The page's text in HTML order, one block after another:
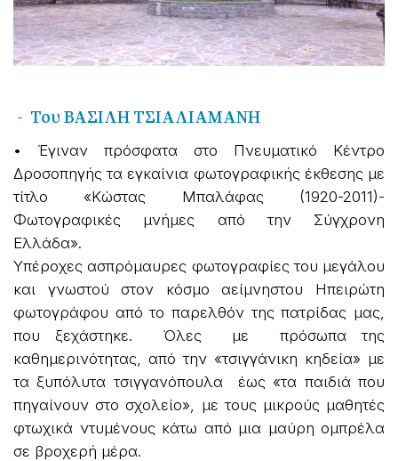
- Του ΒΑΣΙΛΗ ΤΣΙΑΛΙΑΜΑΝΗ
• Έγιναν πρόσφατα στο Πνευματικό Κέντρο
Δροσοπηγής τα εγκαίνια φωτογραφικής έκθεσης με
τίτλο «Κώστας Μπαλάφας (1920-2011)-
Φωτογραφικές μνήμες από την Σύγχρονη
Ελλάδα».
Υπέροχες ασπρόμαυρες φωτογραφίες του μεγάλου
και γνωστού στον κόσμο αείμνηστου Ηπειρώτη
φωτογράφου από το παρελθόν της πατρίδας μας,
που ξεχάστηκε. Όλες με πρόσωπα της
καθημερινότητας, από την «τσιγγάνικη κηδεία» με
τα ξυπόλυτα τσιγγανόπουλα έως «τα παιδιά που
πηγαίνουν στο σχολείο», με τους μικρούς μαθητές
φτωχικά ντυμένους κάτω από μια μαύρη ομπρέλα
σε βροχερή μέρα.